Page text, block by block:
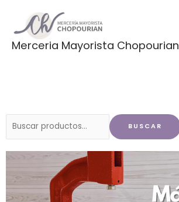
contenido
Merceria Mayorista Chopourian
Buscar
BUSCAR